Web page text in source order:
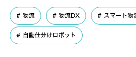
物流 物流DX スマート物
自動仕分けロボット